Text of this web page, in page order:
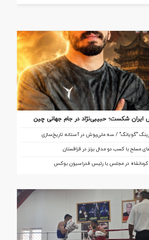
بوکس ایران شکست؛ حبیبی‌نژاد در جام جهانی چین
مسلح با کسب دو مدال برنز در قزاقستان
کرمانشاه در مجلس با رئیس فدراسیون بوکس